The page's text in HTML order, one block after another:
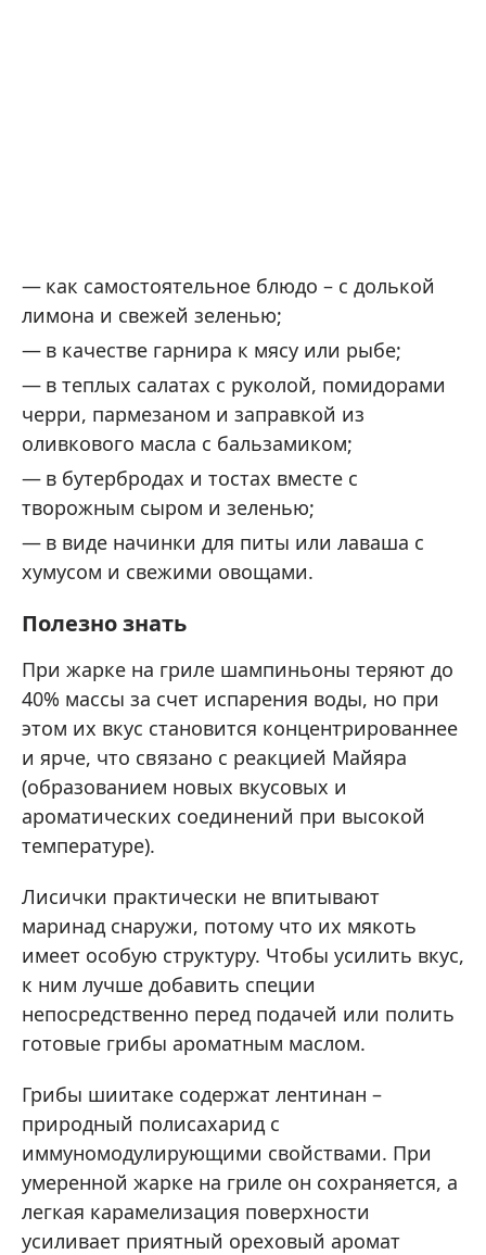
как самостоятельное блюдо – с долькой
лимона и свежей зеленью;
в качестве гарнира к мясу или рыбе;
в теплых салатах с руколой, помидорами
черри, пармезаном и заправкой из
оливкового масла с бальзамиком;
в бутербродах и тостах вместе с
творожным сыром и зеленью;
в виде начинки для питы или лаваша с
хумусом и свежими овощами.
Полезно знать
При жарке на гриле шампиньоны теряют до
40% массы за счет испарения воды, но при
этом их вкус становится концентрированнее
и ярче, что связано с реакцией Майяра
(образованием новых вкусовых и
ароматических соединений при высокой
температуре).
Лисички практически не впитывают
маринад снаружи, потому что их мякоть
имеет особую структуру. Чтобы усилить вкус,
к ним лучше добавить специи
непосредственно перед подачей или полить
готовые грибы ароматным маслом.
Грибы шиитаке содержат лентинан –
природный полисахарид с
иммуномодулирующими свойствами. При
умеренной жарке на гриле он сохраняется, а
легкая карамелизация поверхности
усиливает приятный ореховый аромат